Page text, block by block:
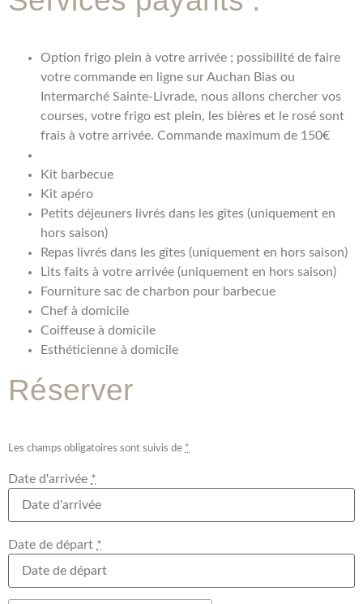
Option frigo plein à votre arrivée ; possibilité de faire
votre commande en ligne sur Auchan Bias ou
Intermarché Sainte-Livrade, nous allons chercher vos
courses, votre frigo est plein, les bières et le rosé sont
frais à votre arrivée. Commande maximum de 150€
Kit barbecue
Kit apéro
Petits déjeuners livrés dans les gîtes (uniquement en
hors saison)
Repas livrés dans les gîtes (uniquement en hors saison)
Lits faits à votre arrivée (uniquement en hors saison)
Fourniture sac de charbon pour barbecue
Chef à domicile
Coiffeuse à domicile
Esthéticienne à domicile
Réserver
Les champs obligatoires sont suivis de *
Date d'arrivée *
Date de départ *